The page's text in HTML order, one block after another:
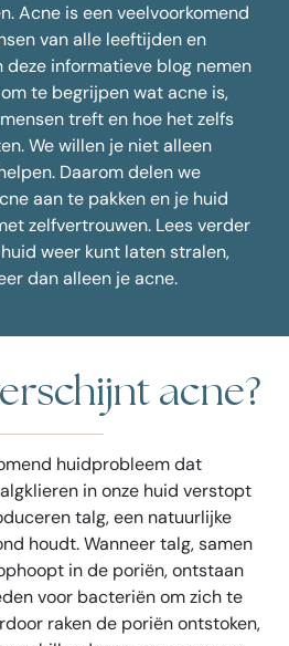
Acne is een veelvoorkomend
van alle leeftijden en
informatieve blog nemen
te begrijpen wat acne is,
treft en hoe het zelfs
We willen je niet alleen
Daarom delen we
aan te pakken en je huid
zelfvertrouwen. Lees verder
weer kunt laten stralen,
dan alleen je acne.
acne?
huidprobleem dat
in onze huid verstopt
talg, een natuurlijke
houdt. Wanneer talg, samen
in de poriën, ontstaan
voor bacteriën om zich te
raken de poriën ontstoken,